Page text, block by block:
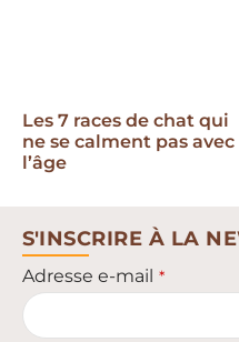
Les 7 races de chat qui
ne se calment pas avec
l’âge
S'INSCRIRE À LA
Adresse e-mail *